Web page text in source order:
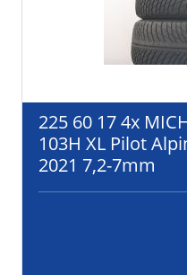
225 60 17 4x
103H XL Pilot
2021 7,2-7mm